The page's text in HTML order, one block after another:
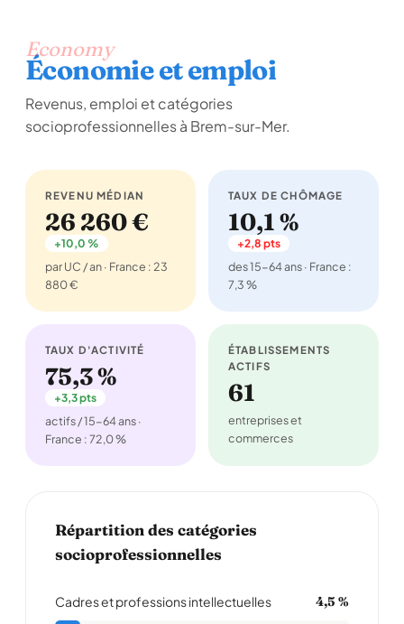
Economy
Économie et emploi
Revenus, emploi et catégories
socioprofessionnelles à Brem-sur-Mer.
REVENU MÉDIAN
26 260 €
+10,0 %
par UC / an · France : 23
880 €
TAUX DE CHÔMAGE
10,1 %
+2,8 pts
des 15-64 ans · France :
7,3 %
TAUX D'ACTIVITÉ
75,3 %
+3,3 pts
actifs / 15-64 ans ·
France : 72,0 %
ÉTABLISSEMENTS
ACTIFS
61
entreprises et
commerces
Répartition des catégories
socioprofessionnelles
Cadres et professions intellectuelles 4,5 %